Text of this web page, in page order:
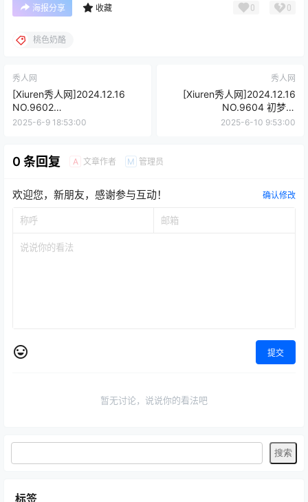
海报分享 收藏 0 0
桃色奶酪
秀人网
[Xiuren秀人网]2024.12.16
NO.9602
Well11[79+1P/752MB]
2025-6-9 18:53:00
秀人网
[Xiuren秀人网]2024.12.16
NO.9604 初梦瑶
[90+1P/816MB]
2025-6-10 9:53:00
0 条回复 A 文章作者 M 管理员
欢迎您，新朋友，感谢参与互动！ 确认修改
提交
暂无讨论，说说你的看法吧
标签